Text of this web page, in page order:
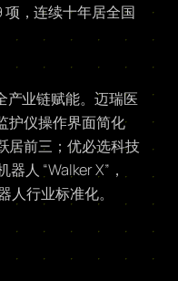
项，连续十年居全国
产业链赋能。迈瑞医
护仪操作界面简化
居前三；优必选科技
人 “Walker X”，
人行业标准化。